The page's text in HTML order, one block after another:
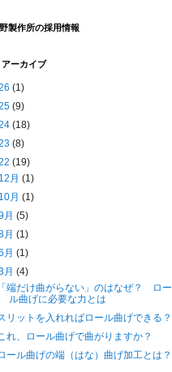
製作所の採用情報
アーカイブ
(1)
(9)
(18)
(8)
(19)
12月(1)
10月(1)
月(5)
月(1)
月(1)
月(4)
「端だけ曲がらない」のはなぜ？ ロー
ル曲げに必要な力とは
リットを入れればロール曲げできる？
れ、ロール曲げで曲がりますか？
ール曲げの端（はな）曲げ加工とは？